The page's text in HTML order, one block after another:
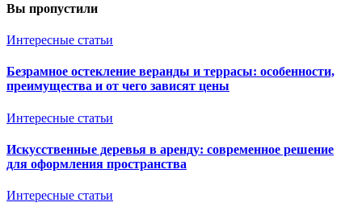
Вы пропустили
Интересные статьи
Безрамное остекление веранды и террасы: особенности,
преимущества и от чего зависят цены
Интересные статьи
Искусственные деревья в аренду: современное решение
для оформления пространства
Интересные статьи